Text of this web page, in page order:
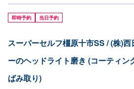
黄ばみを取り除いた後に前後全てのレンズを
動車：9,770円普通車：11,300円
即時予約 当日予約
スーパーセルフ橿原十市SS / (株)
ーのヘッドライト磨き (コーティン
ばみ取り)